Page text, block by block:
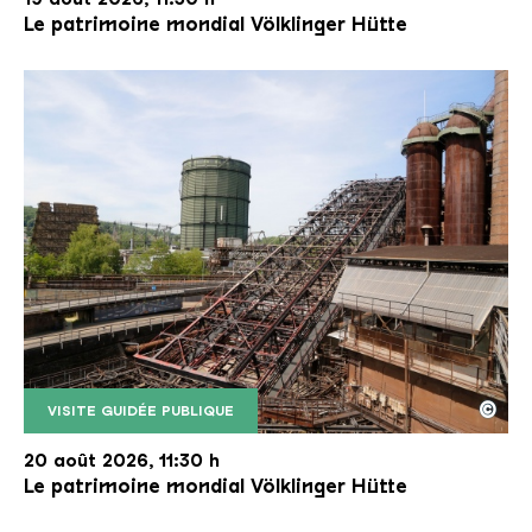
Le patrimoine mondial Völklinger Hütte
VISITE GUIDÉE PUBLIQUE
Le monte-charge incliné de la Völklinger Hütte
Copyright: Weltkulturerbe Völklinger Hütte | Karl
©
20 août 2026, 11:30 h
Le patrimoine mondial Völklinger Hütte